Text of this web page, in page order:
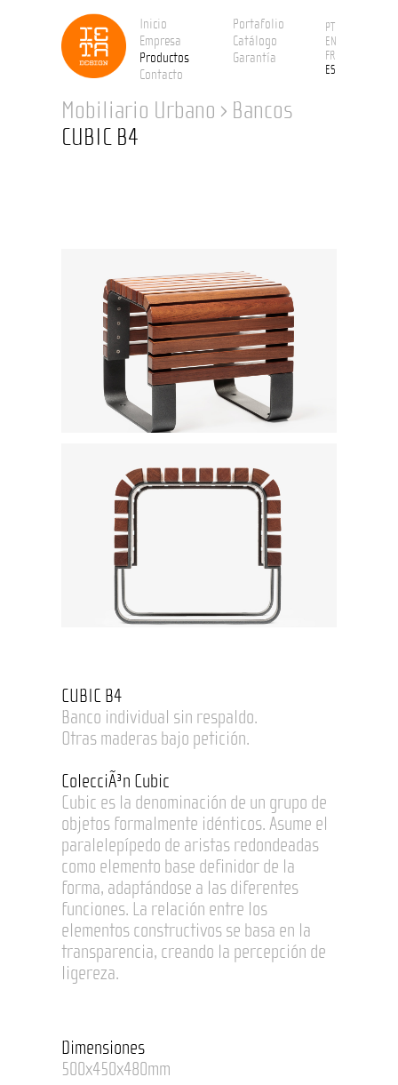
Inicio
Portafolio
Empresa
Catálogo
Productos
Garantía
Contacto
Mobiliario Urbano › Bancos
CUBIC B4
PT
EN
FR
ES
CUBIC B4
Banco individual sin respaldo.
Otras maderas bajo petición.
ColecciÃ³n Cubic
Cubic es la denominación de un grupo de
objetos formalmente idénticos. Asume el
paralelepípedo de aristas redondeadas
como elemento base definidor de la
forma, adaptándose a las diferentes
funciones. La relación entre los
elementos constructivos se basa en la
transparencia, creando la percepción de
ligereza.
Dimensiones
500x450x480mm